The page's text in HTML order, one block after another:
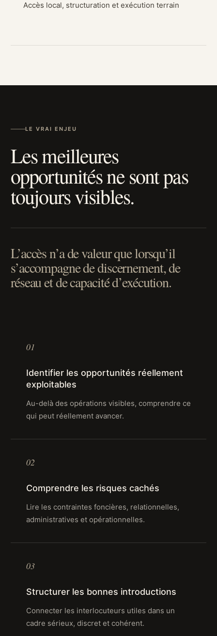
Accès local, structuration et exécution terrain
LE VRAI ENJEU
Les meilleures
opportunités ne sont pas
toujours visibles.
L’accès n’a de valeur que lorsqu’il
s’accompagne de discernement, de
réseau et de capacité d’exécution.
01
Identifier les opportunités réellement
exploitables
Au-delà des opérations visibles, comprendre ce
qui peut réellement avancer.
02
Comprendre les risques cachés
Lire les contraintes foncières, relationnelles,
administratives et opérationnelles.
03
Structurer les bonnes introductions
Connecter les interlocuteurs utiles dans un
cadre sérieux, discret et cohérent.